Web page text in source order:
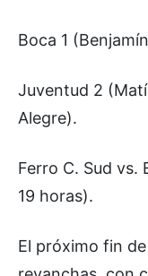
Boca 1
Juventud 2
Alegre).
Ferro C. Sud vs.
19 horas).
El próximo fin